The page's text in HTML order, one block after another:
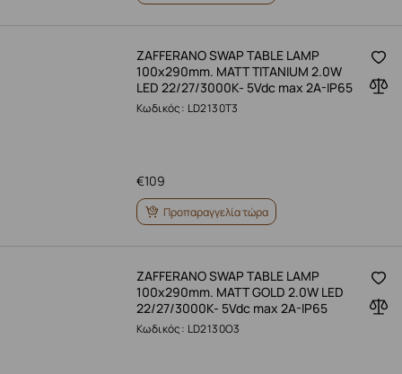
ZAFFERANO SWAP TABLE LAMP
100x290mm. MATT TITANIUM 2.0W
LED 22/27/3000K- 5Vdc max 2A-IP65
Κωδικός: LD2130T3
109
€
Προπαραγγελία τώρα
ZAFFERANO SWAP TABLE LAMP
100x290mm. MATT GOLD 2.0W LED
22/27/3000K- 5Vdc max 2A-IP65
Κωδικός: LD2130O3